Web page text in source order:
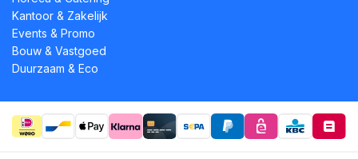
Kantoor & Zakelijk
Events & Promo
Bouw & Vastgoed
Duurzaam & Eco